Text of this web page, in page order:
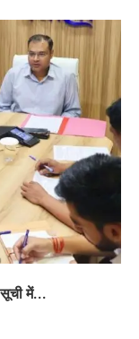
सूची में...